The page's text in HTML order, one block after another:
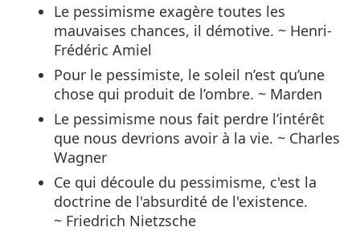
Le pessimisme exagère toutes les
mauvaises chances, il démotive. ~ Henri-
Frédéric Amiel
Pour le pessimiste, le soleil n’est qu’une
chose qui produit de l’ombre. ~ Marden
Le pessimisme nous fait perdre l’intérêt
que nous devrions avoir à la vie. ~ Charles
Wagner
Ce qui découle du pessimisme, c'est la
doctrine de l'absurdité de l'existence.
~ Friedrich Nietzsche